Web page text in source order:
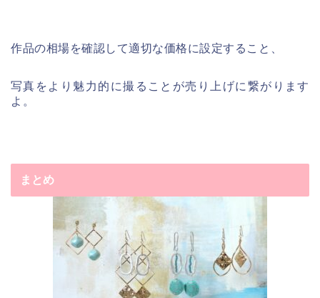
作品の相場を確認して適切な価格に設定すること、
写真をより魅力的に撮ることが売り上げに繋がります
よ。
まとめ